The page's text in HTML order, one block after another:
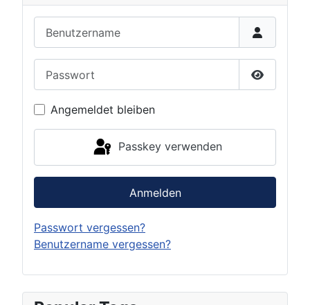
Passwort
Angemeldet bleiben
Passkey verwenden
Anmelden
Passwort vergessen?
Benutzername vergessen?